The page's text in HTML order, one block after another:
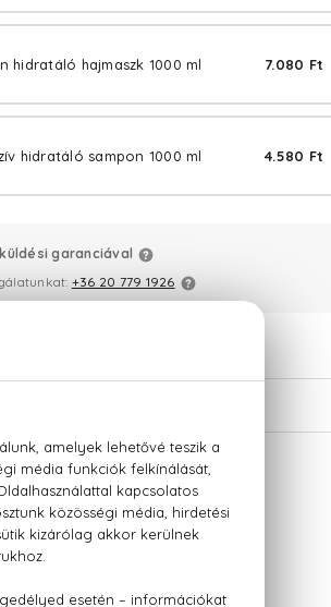
hidratáló hajmaszk 1000 ml 7.080 Ft
hidratáló sampon 1000 ml 4.580 Ft
garanciával
+36 20 779 1926
350 ml